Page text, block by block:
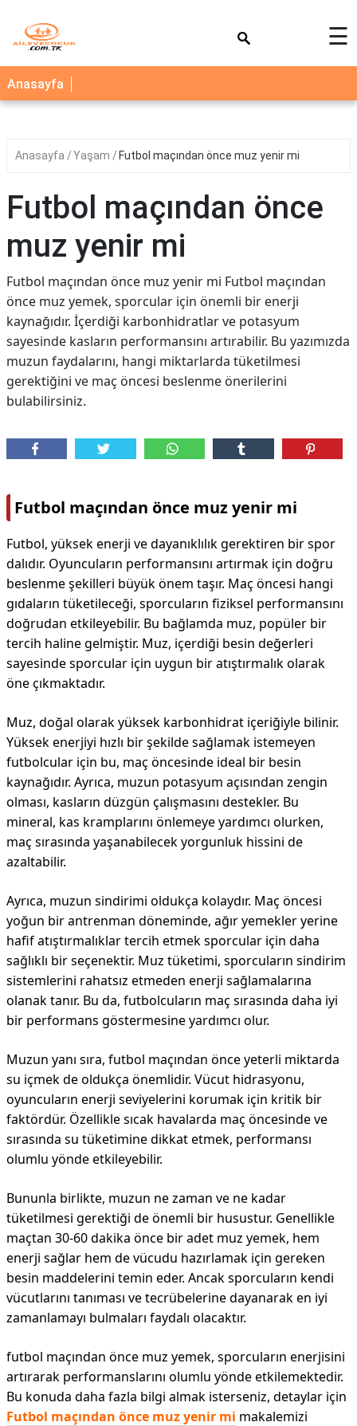
AİLE
ÇOCUK
SAĞLIK
BLOG
FAYDALI
YEMEK
TARİFLERİ
☰
Anasayfa
Anasayfa Yaşam Futbol maçından önce muz yenir mi
Futbol maçından önce
muz yenir mi
Futbol maçından önce muz yenir mi Futbol maçından
önce muz yemek, sporcular için önemli bir enerji
kaynağıdır. İçerdiği karbonhidratlar ve potasyum
sayesinde kasların performansını artırabilir. Bu yazımızda
muzun faydalarını, hangi miktarlarda tüketilmesi
gerektiğini ve maç öncesi beslenme önerilerini
bulabilirsiniz.
Futbol maçından önce muz yenir mi
Futbol, yüksek enerji ve dayanıklılık gerektiren bir spor
dalıdır. Oyuncuların performansını artırmak için doğru
beslenme şekilleri büyük önem taşır. Maç öncesi hangi
gıdaların tüketileceği, sporcuların fiziksel performansını
doğrudan etkileyebilir. Bu bağlamda muz, popüler bir
tercih haline gelmiştir. Muz, içerdiği besin değerleri
sayesinde sporcular için uygun bir atıştırmalık olarak
öne çıkmaktadır.
Muz, doğal olarak yüksek karbonhidrat içeriğiyle bilinir.
Yüksek enerjiyi hızlı bir şekilde sağlamak istemeyen
futbolcular için bu, maç öncesinde ideal bir besin
kaynağıdır. Ayrıca, muzun potasyum açısından zengin
olması, kasların düzgün çalışmasını destekler. Bu
mineral, kas kramplarını önlemeye yardımcı olurken,
maç sırasında yaşanabilecek yorgunluk hissini de
azaltabilir.
Ayrıca, muzun sindirimi oldukça kolaydır. Maç öncesi
yoğun bir antrenman döneminde, ağır yemekler yerine
hafif atıştırmalıklar tercih etmek sporcular için daha
sağlıklı bir seçenektir. Muz tüketimi, sporcuların sindirim
sistemlerini rahatsız etmeden enerji sağlamalarına
olanak tanır. Bu da, futbolcuların maç sırasında daha iyi
bir performans göstermesine yardımcı olur.
Muzun yanı sıra, futbol maçından önce yeterli miktarda
su içmek de oldukça önemlidir. Vücut hidrasyonu,
oyuncuların enerji seviyelerini korumak için kritik bir
faktördür. Özellikle sıcak havalarda maç öncesinde ve
sırasında su tüketimine dikkat etmek, performansı
olumlu yönde etkileyebilir.
Bununla birlikte, muzun ne zaman ve ne kadar
tüketilmesi gerektiği de önemli bir husustur. Genellikle
maçtan 30-60 dakika önce bir adet muz yemek, hem
enerji sağlar hem de vücudu hazırlamak için gereken
besin maddelerini temin eder. Ancak sporcuların kendi
vücutlarını tanıması ve tecrübelerine dayanarak en iyi
zamanlamayı bulmaları faydalı olacaktır.
futbol maçından önce muz yemek, sporcuların enerjisini
artırarak performanslarını olumlu yönde etkilemektedir.
Bu konuda daha fazla bilgi almak isterseniz, detaylar için
Futbol maçından önce muz yenir mi makalemizi